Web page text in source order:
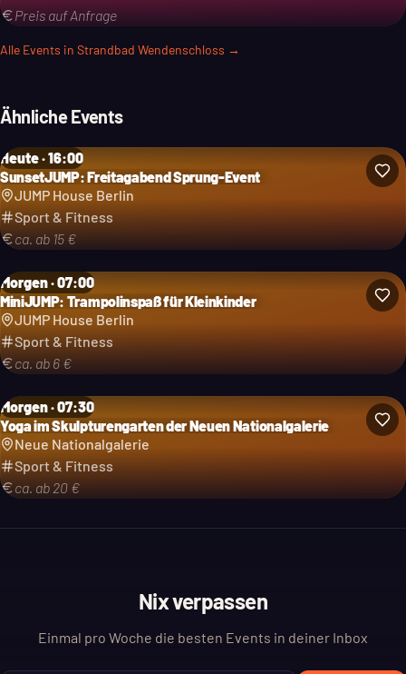
Preis auf Anfrage
Alle Events in Strandbad Wendenschloss →
Ähnliche Events
Heute · 16:00
SunsetJUMP: Freitagabend Sprung-Event
JUMP House Berlin
Sport & Fitness
ca. ab 15 €
Morgen · 07:00
MiniJUMP: Trampolinspaß für Kleinkinder
JUMP House Berlin
Sport & Fitness
ca. ab 6 €
Morgen · 07:30
Yoga im Skulpturengarten der Neuen Nationalgalerie
Neue Nationalgalerie
Sport & Fitness
ca. ab 20 €
Nix verpassen
Einmal pro Woche die besten Events in deiner Inbox